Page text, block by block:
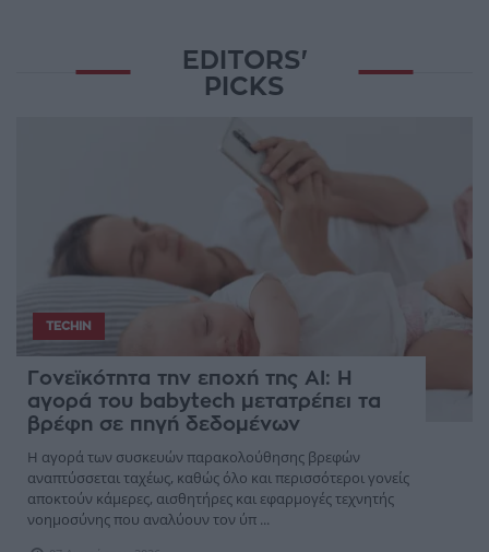
EDITORS'
PICKS
TECHIN
Γονεϊκότητα την εποχή της AI: Η
αγορά του babytech μετατρέπει τα
βρέφη σε πηγή δεδομένων
Η αγορά των συσκευών παρακολούθησης βρεφών
αναπτύσσεται ταχέως, καθώς όλο και περισσότεροι γονείς
αποκτούν κάμερες, αισθητήρες και εφαρμογές τεχνητής
νοημοσύνης που αναλύουν τον ύπ ...